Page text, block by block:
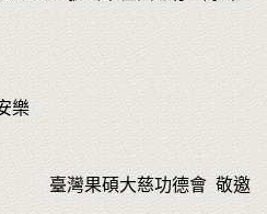
樂
臺灣果碩大慈功德會 敬邀